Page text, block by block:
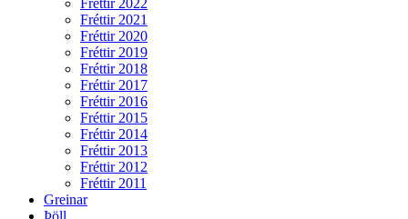
Fréttir 2022
Fréttir 2021
Fréttir 2020
Fréttir 2019
Fréttir 2018
Fréttir 2017
Fréttir 2016
Fréttir 2015
Fréttir 2014
Fréttir 2013
Fréttir 2012
Fréttir 2011
Greinar
Þöll